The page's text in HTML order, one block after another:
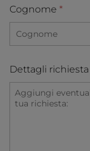
Cognome
Dettagli richiesta